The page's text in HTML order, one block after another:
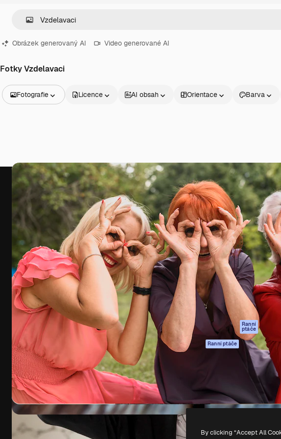
Obrázek generovaný AI Video generované AI
Fotky Vzdelavaci
Fotografie
Videa
Záběry
Pohybová grafika
Video šablony
Ikony
3D modely
Licence AI obsah Orientace Barva
Kreativní platforma pro tvorbu vaší nejlepší
práce. Více než 1 milion předplatitelů napříč
kreativci, podniky, agenturami a studii.
Čeština
Produkty
Spaces
AI asistent
AI generátor
obrázků
AI generátor videa
AI hlasový
generátor
Stock obsah
MCP pro
Claude/ChatGPT
Ranní
ptáče
Agenti Ranní ptáče
Magnific
Firmy
Freepik Company S.L.U. Všechna práva vyhrazena
By clicking “Accept All